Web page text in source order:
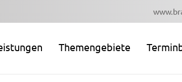
Themengebiete